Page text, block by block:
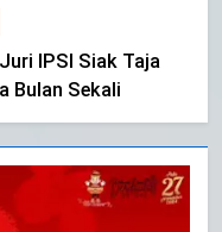
IPSI Siak Taja
Bulan Sekali